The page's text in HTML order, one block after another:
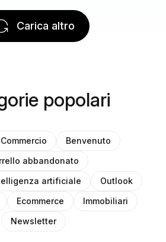
Carica altro
popolari
Commercio
Benvenuto
abbandonato
artificiale
Outlook
Ecommerce
Immobiliari
Newsletter